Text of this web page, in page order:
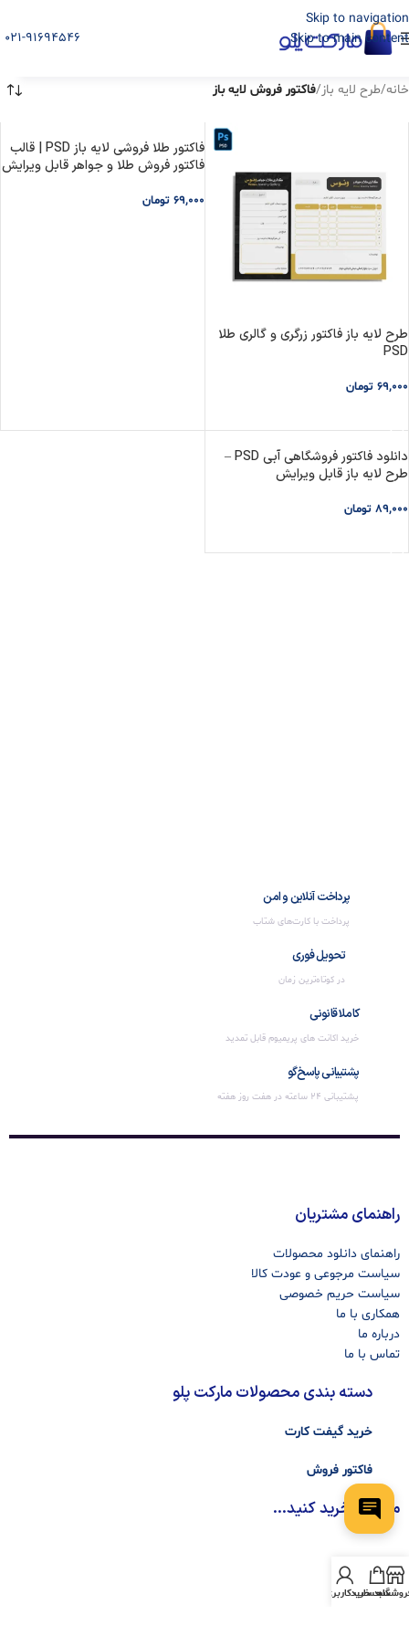
Skip to navigation
Skip to main content
021-91694546
خانه/طرح لایه باز/فاکتور فروش لایه باز
طرح لایه باز فاکتور زرگری و گالری طلا
PSD
69,000 تومان
فاکتور طلا فروشی لایه باز PSD | قالب
فاکتور فروش طلا و جواهر قابل ویرایش
69,000 تومان
دانلود فاکتور فروشگاهی آبی PSD –
طرح لایه باز قابل ویرایش
89,000 تومان
پرداخت آنلاین و امن
پرداخت با کارت‌های شتاب
تحویل فوری
در کوتاه‌ترین زمان
کاملا قانونی
خرید اکانت های پریمیوم قابل تمدید
پشتیبانی پاسخ‌گو
پشتیبانی 24 ساعته در هفت روز هفته
راهنمای مشتریان
راهنمای دانلود محصولات
سیاست مرجوعی و عودت کالا
سیاست حریم خصوصی
همکاری با ما
درباره ما
تماس با ما
دسته بندی محصولات مارکت پلو
خرید گیفت کارت
فاکتور فروش
مطمئن خرید کنید...
سبد خرید
حساب کاربری من